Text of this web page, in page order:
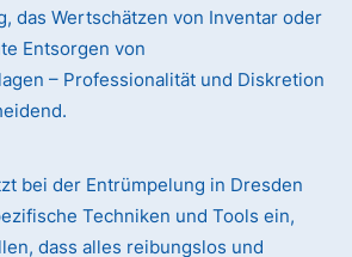
das Wertschätzen von Inventar oder
Entsorgen von
– Professionalität und Diskretion
bei der Entrümpelung in Dresden
Techniken und Tools ein,
dass alles reibungslos und